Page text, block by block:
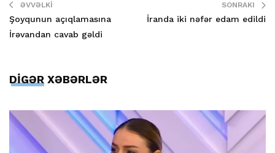
ƏVVƏLKI
Şoyqunun açıqlamasına
İrəvandan cavab gəldi
SONRAKI
İranda iki nəfər edam edildi
DİGƏR XƏBƏRLƏR